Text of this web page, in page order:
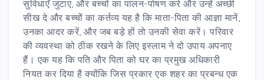
सुविधाएँ जुटाए, और बच्चों का पालन-पोषण करे और उन्हें अच्छी
सीख दे और बच्चों का कर्तव्य यह है कि माता-पिता की आज्ञा मानें,
उनका आदर करें, और जब बड़े हों तो उनकी सेवा करें। परिवार
की व्यवस्था को ठीक रखने के लिए इस्लाम ने दो उपाय अपनाए
हैं। एक यह कि पति और पिता को घर का प्रमुख अधिकारी
नियत कर दिया है क्योंकि जिस प्रकार एक शहर का प्रबन्ध एक